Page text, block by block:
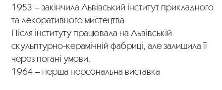
1953 – закінчила Львівський інститут прикладного
та декоративного мистецтва
Після інституту працювала на Львівській
скульптурно-керамічній фабриці, але залишила її
через погані умови.
1964 – перша персональна виставка